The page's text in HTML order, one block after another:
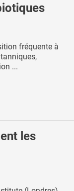
fréquente à
...
les